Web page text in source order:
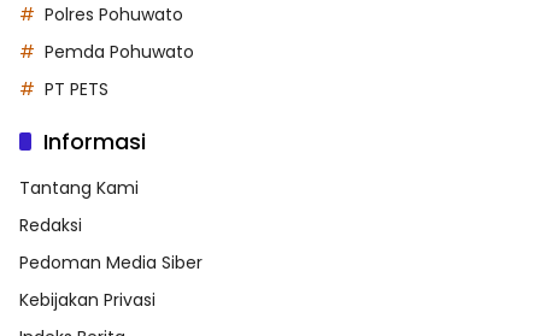
Polres Pohuwato
Pemda Pohuwato
PT PETS
Informasi
Tantang Kami
Redaksi
Pedoman Media Siber
Kebijakan Privasi